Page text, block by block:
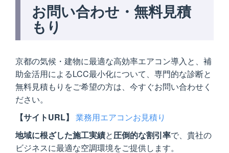
お問い合わせ・無料見積
もり
京都の気候・建物に最適な高効率エアコン導入と、補
助金活用によるLCC最小化について、専門的な診断と
無料見積もりをご希望の方は、今すぐお問い合わせく
ださい。
【サイトURL】 業務用エアコンお見積り
地域に根ざした施工実績と圧倒的な割引率で、貴社の
ビジネスに最適な空調環境をご提供します。